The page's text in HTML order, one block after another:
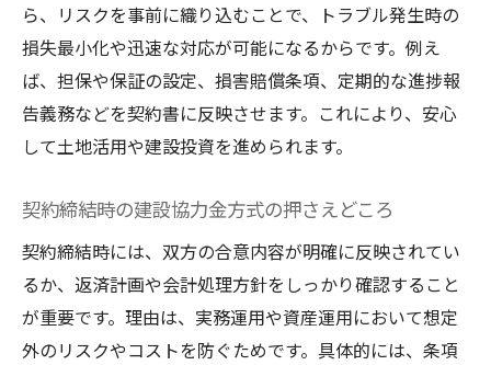
ら、リスクを事前に織り込むことで、トラブル発生時の
損失最小化や迅速な対応が可能になるからです。例え
ば、担保や保証の設定、損害賠償条項、定期的な進捗報
告義務などを契約書に反映させます。これにより、安心
して土地活用や建設投資を進められます。
契約締結時の建設協力金方式の押さえどころ
契約締結時には、双方の合意内容が明確に反映されてい
るか、返済計画や会計処理方針をしっかり確認すること
が重要です。理由は、実務運用や資産運用において想定
外のリスクやコストを防ぐためです。具体的には、条項